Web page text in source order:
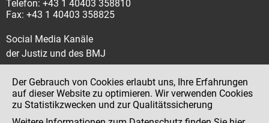
Telefon: +43 1 40403 358810
Fax: +43 1 40403 358825
Social Media Kanäle
der Justiz und des BMJ
Impressum
Der Gebrauch von Cookies erlaubt uns, Ihre Erfahrungen
auf dieser Website zu optimieren. Wir verwenden Cookies
zu Statistikzwecken und zur Qualitätssicherung